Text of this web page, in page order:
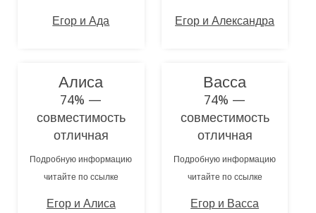
Егор и Ада Егор и Александра
Алиса
74% —
совместимость
отличная
Подробную информацию
читайте по ссылке
Егор и Алиса
Васса
74% —
совместимость
отличная
Подробную информацию
читайте по ссылке
Егор и Васса